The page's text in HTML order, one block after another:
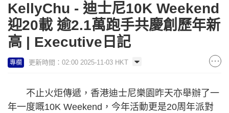
KellyChu - 迪士尼10K Weekend
迎20載 逾2.1萬跑手共慶創歷年新
高 | Executive日記
專欄 更新時間：02:00 2025-11-03 HKT
不止火炬傳遞，香港迪士尼樂園昨天亦舉辦了一
年一度嘅10K Weekend，今年活動更是20周年派對